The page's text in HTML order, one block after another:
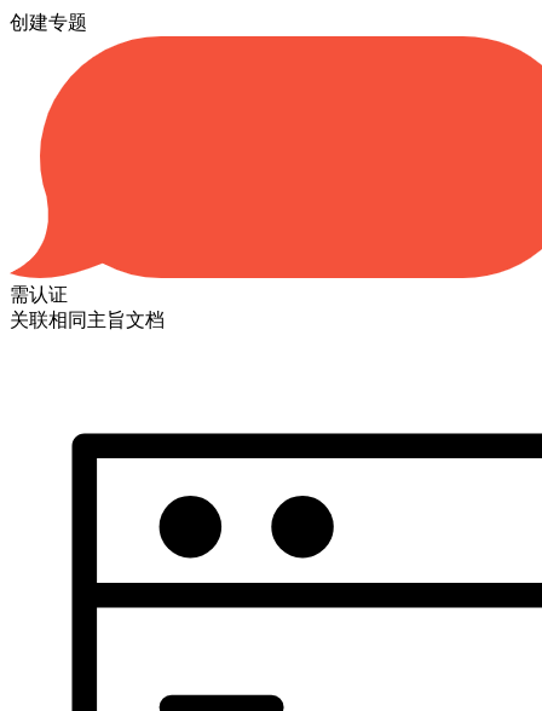
创建专题
需认证
关联相同主旨文档